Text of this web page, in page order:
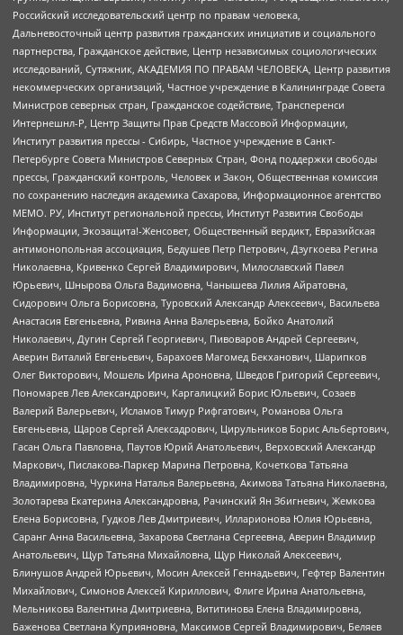
Российский исследовательский центр по правам человека,
Дальневосточный центр развития гражданских инициатив и социального
партнерства, Гражданское действие, Центр независимых социологических
исследований, Сутяжник, АКАДЕМИЯ ПО ПРАВАМ ЧЕЛОВЕКА, Центр развития
некоммерческих организаций, Частное учреждение в Калининграде Совета
Министров северных стран, Гражданское содействие, Трансперенси
Интернешнл-Р, Центр Защиты Прав Средств Массовой Информации,
Институт развития прессы - Сибирь, Частное учреждение в Санкт-
Петербурге Совета Министров Северных Стран, Фонд поддержки свободы
прессы, Гражданский контроль, Человек и Закон, Общественная комиссия
по сохранению наследия академика Сахарова, Информационное агентство
МЕМО. РУ, Институт региональной прессы, Институт Развития Свободы
Информации, Экозащита!-Женсовет, Общественный вердикт, Евразийская
антимонопольная ассоциация, Бедушев Петр Петрович, Дзугкоева Регина
Николаевна, Кривенко Сергей Владимирович, Милославский Павел
Юрьевич, Шнырова Ольга Вадимовна, Чанышева Лилия Айратовна,
Сидорович Ольга Борисовна, Туровский Александр Алексеевич, Васильева
Анастасия Евгеньевна, Ривина Анна Валерьевна, Бойко Анатолий
Николаевич, Дугин Сергей Георгиевич, Пивоваров Андрей Сергеевич,
Аверин Виталий Евгеньевич, Барахоев Магомед Бекханович, Шарипков
Олег Викторович, Мошель Ирина Ароновна, Шведов Григорий Сергеевич,
Пономарев Лев Александрович, Каргалицкий Борис Юльевич, Созаев
Валерий Валерьевич, Исламов Тимур Рифгатович, Романова Ольга
Евгеньевна, Щаров Сергей Алексадрович, Цирульников Борис Альбертович,
Гасан Ольга Павловна, Паутов Юрий Анатольевич, Верховский Александр
Маркович, Пислакова-Паркер Марина Петровна, Кочеткова Татьяна
Владимировна, Чуркина Наталья Валерьевна, Акимова Татьяна Николаевна,
Золотарева Екатерина Александровна, Рачинский Ян Збигневич, Жемкова
Елена Борисовна, Гудков Лев Дмитриевич, Илларионова Юлия Юрьевна,
Саранг Анна Васильевна, Захарова Светлана Сергеевна, Аверин Владимир
Анатольевич, Щур Татьяна Михайловна, Щур Николай Алексеевич,
Блинушов Андрей Юрьевич, Мосин Алексей Геннадьевич, Гефтер Валентин
Михайлович, Симонов Алексей Кириллович, Флиге Ирина Анатольевна,
Мельникова Валентина Дмитриевна, Вититинова Елена Владимировна,
Баженова Светлана Куприяновна, Максимов Сергей Владимирович, Беляев